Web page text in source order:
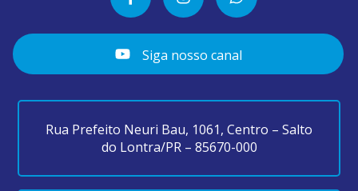
Siga nosso canal
Rua Prefeito Neuri Bau, 1061, Centro – Salto
do Lontra/PR – 85670-000